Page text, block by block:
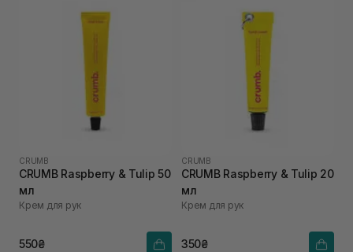
CRUMB
CRUMB Raspberry & Tulip 50
мл
Крем для рук
550₴
CRUMB
CRUMB Raspberry & Tulip 20
мл
Крем для рук
350₴